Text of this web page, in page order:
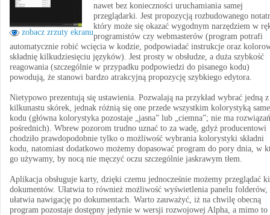
zobacz zrzuty ekranu
nawet bez konieczności uruchamiania samej
przeglądarki. Jest propozycją rozbudowanego
który może się okazać wygodnym narzędziem w
programistów czy webmasterów (program potrafi
automatycznie robić wcięcia w kodzie, podpowiadać instrukcje oraz
składnię kilkudziesięciu języków). Jest prosty w obsłudze, a duża szybkość
reagowania (szczególnie w przypadku podpowiedzi do pisanego kodu)
powodują, że stanowi bardzo atrakcyjną propozycję szybkiego edytora.
Nietypowo prezentują się ustawienia. Pozwalają na przykład wybrać jedną z
kilkunastu skórek, jednak różnią się one przede wszystkim kolorystyką
kodu (główna kolorystyka pozostaje „jasna” lub „ciemna”; nie ma rozwiązań
pośrednich). Wbrew pozorom trudno uznać to za wadę, gdyż producentowi
chodziło prawdopodobnie tylko o możliwość wybrania kolorystyki składni
kodu, natomiast dodatkowo możemy dopasować program do pory dnia, w
go używamy, by nocą nie męczyć oczu szczególnie jaskrawym tłem.
Aplikacja obsługuje karty, dzięki czemu jednocześnie możemy przeglądać
dokumentów. Ułatwia to również możliwość wyświetlenia panelu folderów,
ułatwia nawigację po dokumentach. Warto zauważyć, iż na chwilę obecną
program pozostaje dostępny jedynie w wersji rozwojowej Alpha, a mimo to